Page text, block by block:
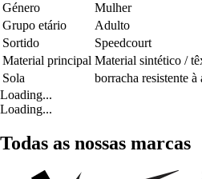
Género
Mulher
Grupo etário
Adulto
Sortido
Speedcourt
Material principal Material sintético /
Sola
borracha resistente à
Loading...
Loading...
Todas as nossas marcas